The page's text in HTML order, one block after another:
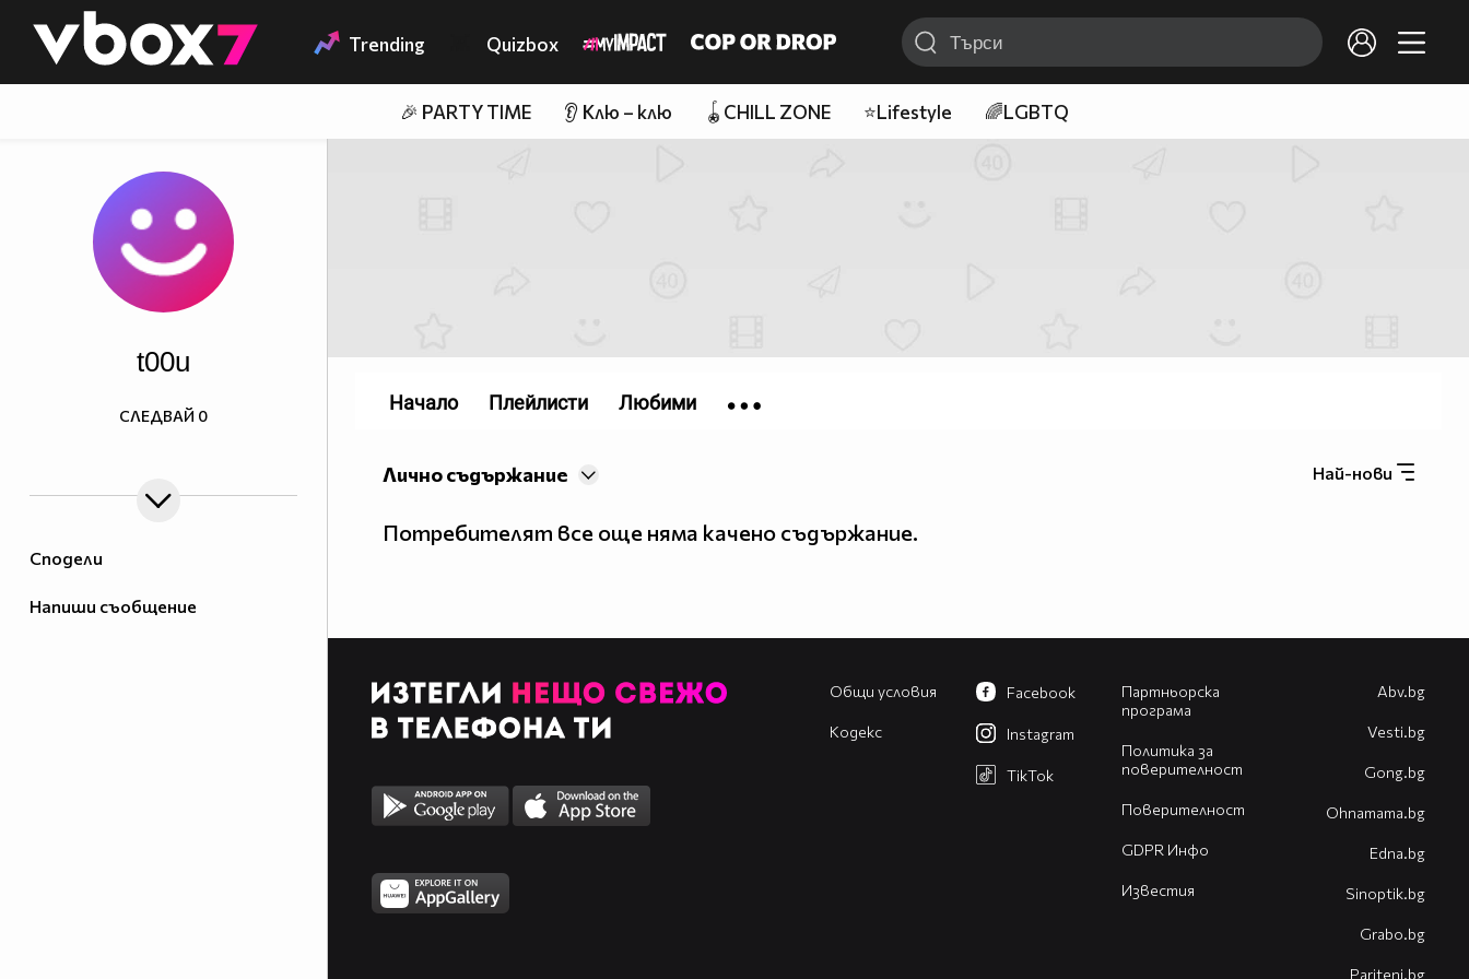
👾 Trending Quizbox
🎉 PARTY TIME 👂 Клю – клю 🪀CHILL ZONE ⭐Lifestyle 🌈LGBTQ
Сподели
Напиши съобщение
t00u
СЛЕДВАЙ 0
Най-нови
Лично съдържание
Потребителят все още няма качено съдържание.
Начало Плейлисти Любими
Общи условия
Кодекс
Партньорска
програма
Политика за
поверителност
Поверителност
GDPR Инфо
Известия
Facebook
Instagram
TikTok
Abv.bg
Vesti.bg
Gong.bg
Оhnamama.bg
Edna.bg
Sinoptik.bg
Grabo.bg
Pariteni.bg